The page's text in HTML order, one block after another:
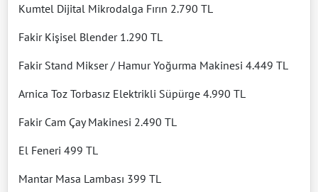
Kumtel Dijital Mikrodalga Fırın 2.790 TL
Fakir Kişisel Blender 1.290 TL
Fakir Stand Mikser / Hamur Yoğurma Makinesi 4.449 TL
Arnica Toz Torbasız Elektrikli Süpürge 4.990 TL
Fakir Cam Çay Makinesi 2.490 TL
El Feneri 499 TL
Mantar Masa Lambası 399 TL